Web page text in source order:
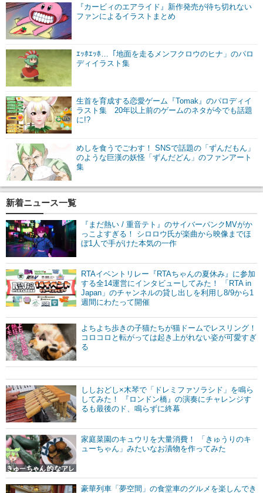
『カービィのエアライド』新作発売が待ち切れない
ファンによるイラストまとめ
ｴｯﾎｴｯﾎ…「地面を走るメンフクロウのヒナ」のパロ
ディイラスト集
生首を育成する恋愛ゲーム『Tomak』のパロディイ
ラスト集 20年以上前のゲームのネタが今でも話題
に!?
めしを食うでごわす！ SNSで話題の「ずんだもん」
のような巨漢の妖怪「ずんだどん」のファンアート
集
新着ニュース一覧
『まだ熱い / 重音テト』のサイバーパンクMVがか
っこよすぎる！ シロロウ氏が楽曲から映像までほ
ぼ1人で手がけた本気の一作
RTAイベントリレー『RTAちゃんの夏休み』に参加
する全14運営にインタビューしてみた！ 「RTA in
Japan」のチャンネルの貸し出しを利用し8/9から1
週間にわたって開催
よちよち歩きの子猫たちが猫ドームでレスリング！
コロコロと転がっては起き上がれない姿が可愛すぎ
る
ししおどし×木琴で「ドレミファソラシド」を鳴ら
してみた！ 『ロンドン橋』の演奏にチャレンジす
るも最後のド、鳴らずに終幕
家庭菜園のキュウリを大量消費！ 「きゅうりのキ
ューちゃん」みたいなお漬物を作ってみた
豪華列車「夢空間」の食堂車のグルメを楽しんでき